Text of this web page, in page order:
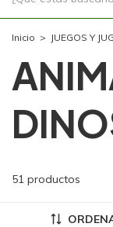
Inicio > JUEGOS Y
51 productos